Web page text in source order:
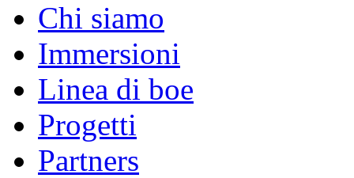
Chi siamo
Immersioni
Linea di boe
Progetti
Partners